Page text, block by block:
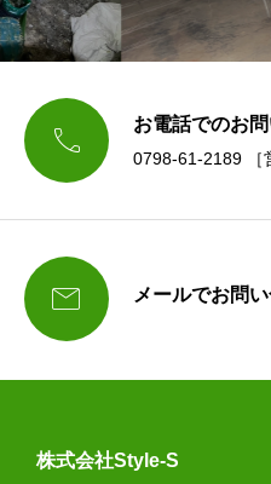
 お電話でのお
0798-61-2189 ［
 メールでお問
株式会社Style-S